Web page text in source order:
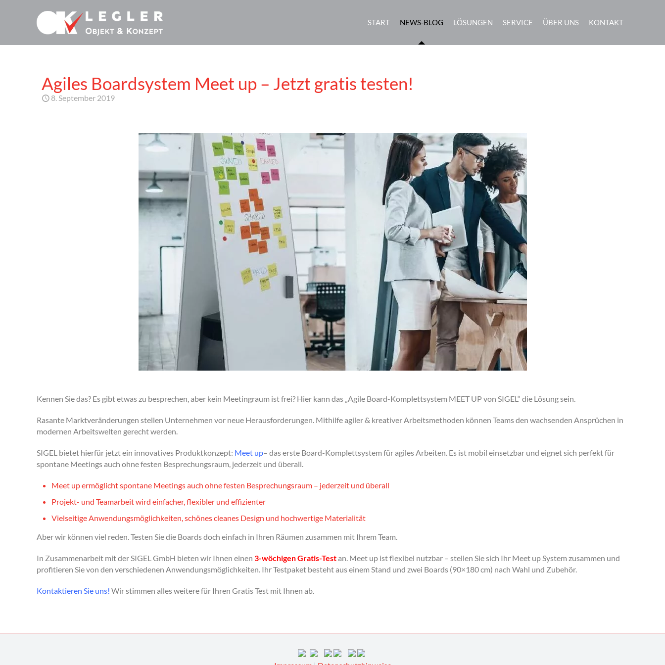
START NEWS-BLOG LÖSUNGEN SERVICE ÜBER UNS KONTAKT
Agiles Boardsystem Meet up – Jetzt gratis testen!
8. September 2019
Kennen Sie das? Es gibt etwas zu besprechen, aber kein Meetingraum ist frei? Hier kann das „Agile Board-Komplettsystem MEET UP von SIGEL“ die Lösung sein.
Rasante Marktveränderungen stellen Unternehmen vor neue Herausforderungen. Mithilfe agiler & kreativer Arbeitsmethoden können Teams den wachsenden Ansprüchen in
modernen Arbeitswelten gerecht werden.
SIGEL bietet hierfür jetzt ein innovatives Produktkonzept: Meet up– das erste Board-Komplettsystem für agiles Arbeiten. Es ist mobil einsetzbar und eignet sich perfekt für
spontane Meetings auch ohne festen Besprechungsraum, jederzeit und überall.
Meet up ermöglicht spontane Meetings auch ohne festen Besprechungsraum – jederzeit und überall
Projekt- und Teamarbeit wird einfacher, flexibler und effizienter
Vielseitige Anwendungsmöglichkeiten, schönes cleanes Design und hochwertige Materialität
Aber wir können viel reden. Testen Sie die Boards doch einfach in Ihren Räumen zusammen mit Ihrem Team.
In Zusammenarbeit mit der SIGEL GmbH bieten wir Ihnen einen 3-wöchigen Gratis-Testan. Meet up ist flexibel nutzbar – stellen Sie sich Ihr Meet up System zusammen und
profitieren Sie von den verschiedenen Anwendungsmöglichkeiten. Ihr Testpaket besteht aus einem Stand und zwei Boards (90×180 cm) nach Wahl und Zubehör.
Kontaktieren Sie uns! Wir stimmen alles weitere für Ihren Gratis Test mit Ihnen ab.